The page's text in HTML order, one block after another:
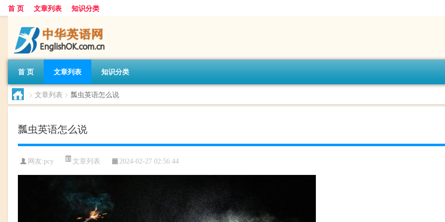
首 页 文章列表 知识分类
首 页 文章列表 知识分类
> 文章列表 > 瓢虫英语怎么说
瓢虫英语怎么说
网友:pcy 文章列表 2024-02-27 02:56:44